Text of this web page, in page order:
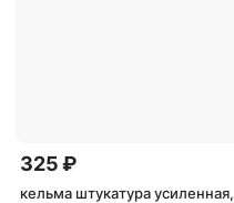
325 ₽
кельма штукатура усиленная,